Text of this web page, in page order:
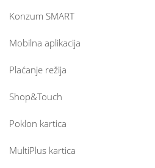
Konzum SMART
Mobilna aplikacija
Plaćanje režija
Shop&Touch
Poklon kartica
MultiPlus kartica